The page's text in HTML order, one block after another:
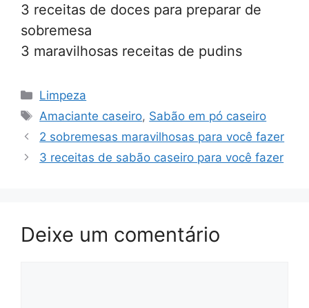
3 receitas de doces para preparar de
sobremesa
3 maravilhosas receitas de pudins
Categorias
Limpeza
Tags
Amaciante caseiro, Sabão em pó caseiro
2 sobremesas maravilhosas para você fazer
3 receitas de sabão caseiro para você fazer
Deixe um comentário